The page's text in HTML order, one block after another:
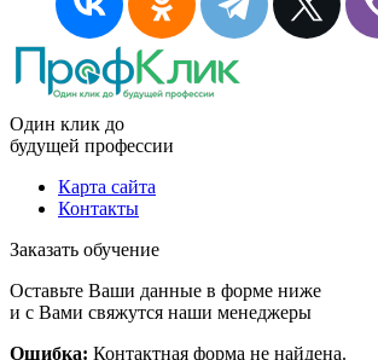
Один клик до
будущей профессии
Карта сайта
Контакты
Заказать обучение
Оставьте Ваши данные в форме ниже
и с Вами свяжутся наши менеджеры
Ошибка: Контактная форма не найдена.